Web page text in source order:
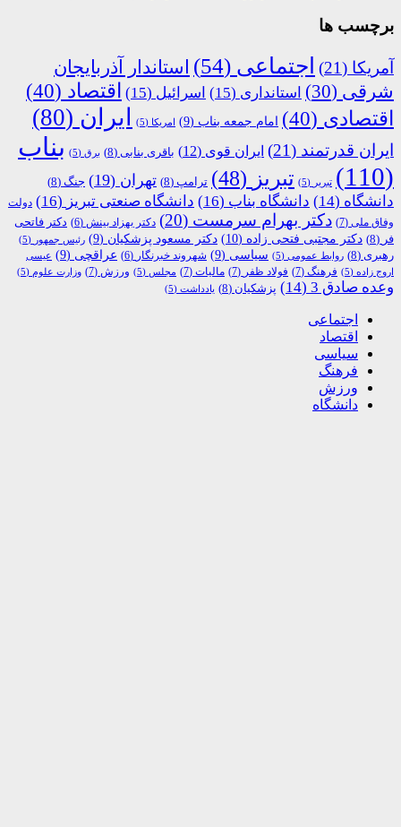
برچسب ها
آمریکا (21) اجتماعی (54)
استاندار آذربایجان
شرقی (30) استانداری (15) اسرائیل (15) اقتصاد (40)
اقتصادی (40) امام جمعه بناب (9) امریکا (5) ایران (80)
ایران قدرتمند (21) ایران قوی (12) باقری بنابی (8) برق (5)
بناب
(110)
تبریر (5) تبریز (48) ترامپ (8) تهران (19) جنگ (8)
دانشگاه (14) دانشگاه بناب (16) دانشگاه صنعتی تبریز (16)
دولت
وفاق ملی (7) دکتر بهرام سرمست (20) دکتر بهزاد بینش (6)
دکتر فاتحی
فر (8) دکتر مجتبی فتحی زاده (10) دکتر مسعود پزشکیان (9) رئیس جمهور (5)
رهبری (8) روابط عمومی (5) سیاسی (9) شهروند خبرنگار (6) عراقچی (9)
عیسی
اروج زاده (5) فرهنگ (7) فولاد ظفر (7) مالیات (7) مجلس (5) ورزش (7) وزارت علوم (5)
وعده صادق 3 (14) پزشکیان (8) یادداشت (5)
اجتماعی
اقتصاد
سیاسی
فرهنگ
ورزش
دانشگاه